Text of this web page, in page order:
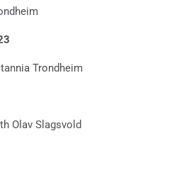
Trondheim
Olav Slagsvold